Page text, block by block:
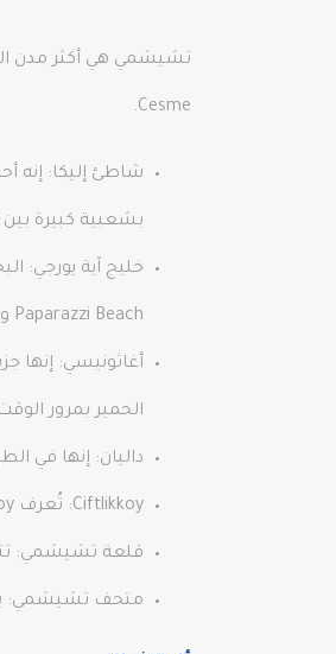
تشيشمي هي أكثر مدن
Cesme.
شاطئ إليكا: إنه
بشعبية كبيرة بين
Paparazzi Beach و Tren Aya Yorgi Beach Club.
الحمير بمرور
داليان: إنها في
Ciftlikkoy: تُعرف Ciftlikkoy باسم “جزر المالديف التركية” بفضل شواطئها الشهيرة مثل Altinkum و Pirlanta. تمتلئ شواطئها الذهبية وبحرها الصافي بالسياح.
قلعة تشيشمي:
متحف تشيشمي: